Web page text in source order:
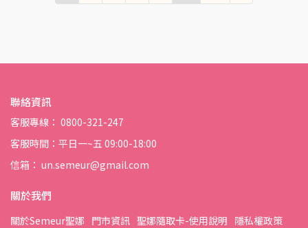
聯絡資訊
客服專線： 0800-321-247
客服時間：平日一~五 09:00-18:00
信箱： un.semeur@gmail.com
關於我們
關於Semeur聖娜 門市資訊 聖娜隨取卡-使用說明 隱私權政策